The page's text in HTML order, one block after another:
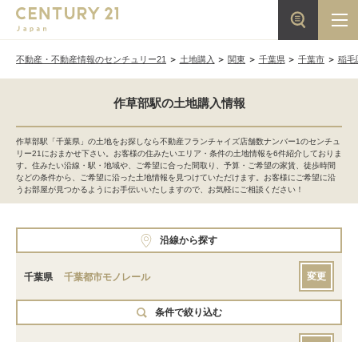
不動産・不動産情報のセンチュリー21 土地購入 関東 千葉県 千葉市 稲毛
作草部駅の土地購入情報
作草部駅「千葉県」の土地をお探しなら不動産フランチャイズ店舗数ナンバー1のセンチュ
リー21におまかせ下さい。お客様の住みたいエリア・条件の土地情報を6件紹介しておりま
す。住みたい沿線・駅・地域や、ご希望に合った間取り、予算・ご希望の家賃、徒歩時間
などの条件から、ご希望に沿った土地情報を見つけていただけます。お客様にご希望に沿
うお部屋が見つかるようにお手伝いいたしますので、お気軽にご相談ください！
沿線から探す
千葉県 千葉都市モノレール 変更
条件で絞り込む